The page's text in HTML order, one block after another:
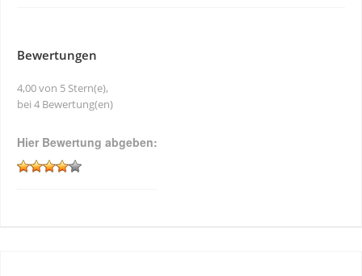
Bewertungen
4,00 von 5 Stern(e),
bei 4 Bewertung(en)
Hier Bewertung abgeben: